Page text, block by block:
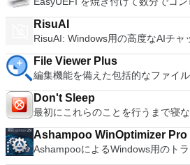
Windows 10. By utilizing an app
all of Windows 10's new features in
environment, without the need to
VMware Workstation Pro doesn't
you can also install Linux VMs,
Fedora, and lots of other distributions as
Workstation Pro offers high
and cutting edge features that
crowd. The full version is a little
you pay for.
RisuAI
RisuAI: Windows用の高度なAIチャ
File Viewer Plus
編集機能を備えた包括的なファイ
Don't Sleep
最初にこれらのことを行うまで寝
Ashampoo WinOptimizer Pro
AshampooによるWindows用のトラ